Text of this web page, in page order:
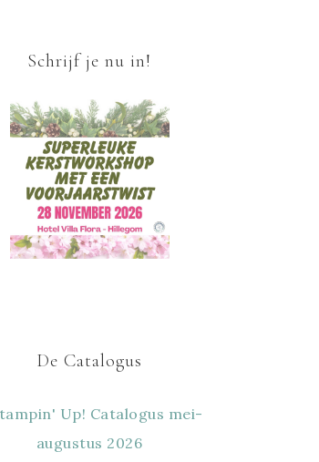
Schrijf je nu in!
De Catalogus